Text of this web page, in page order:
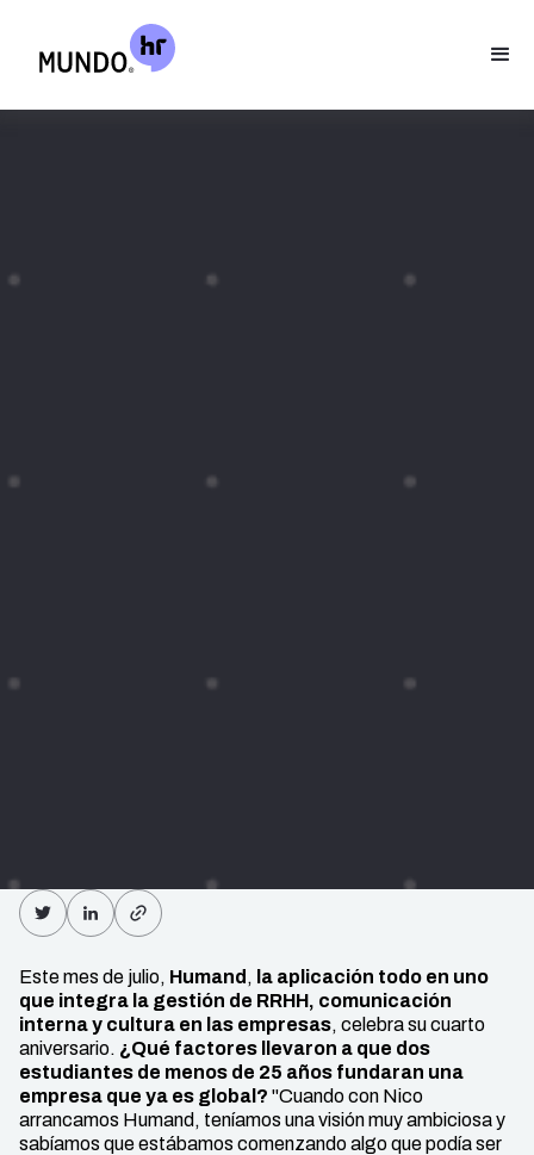
Este mes de julio, Humand , la aplicación todo en uno
que integra la gestión de RRHH, comunicación
interna y cultura en las empresas, celebra su cuarto
aniversario. ¿Qué factores llevaron a que dos
estudiantes de menos de 25 años fundaran una
empresa que ya es global? "Cuando con Nico
arrancamos Humand, teníamos una visión muy ambiciosa y
sabíamos que estábamos comenzando algo que podía ser